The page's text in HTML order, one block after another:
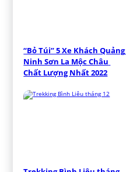
“Bỏ Túi” 5 Xe Khách Quảng
Ninh Sơn La Mộc Châu
Chất Lượng Nhất 2022